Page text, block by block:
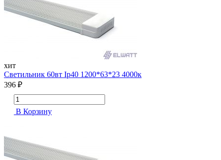
хит
Cветильник 60вт Ip40 1200*63*23 4000к
396 ₽
В Корзину